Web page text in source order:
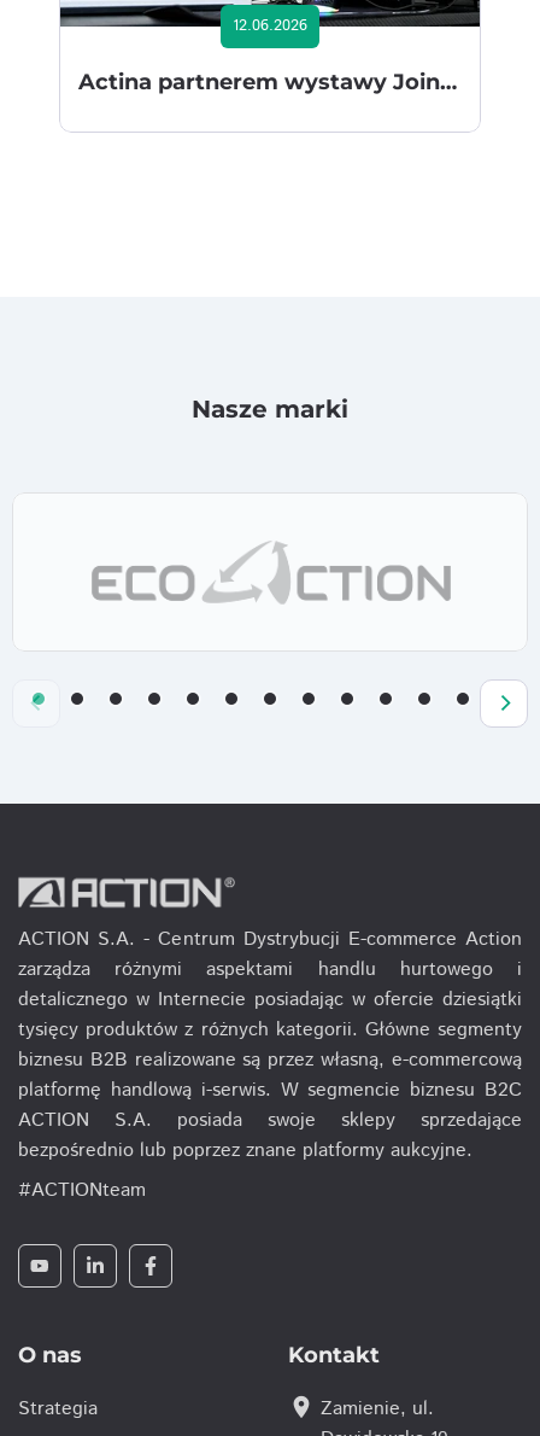
12.06.2026
Actina partnerem wystawy Join the Game: 40 Years of Polish Games
Nasze marki
ACTION S.A. - Centrum Dystrybucji E-commerce Action
zarządza różnymi aspektami handlu hurtowego i
detalicznego w Internecie posiadając w ofercie dziesiątki
tysięcy produktów z różnych kategorii. Główne segmenty
biznesu B2B realizowane są przez własną, e-commercową
platformę handlową i-serwis. W segmencie biznesu B2C
ACTION S.A. posiada swoje sklepy sprzedające
bezpośrednio lub poprzez znane platformy aukcyjne.
#ACTIONteam
O nas
Strategia
Kontakt
location_on Zamienie, ul.